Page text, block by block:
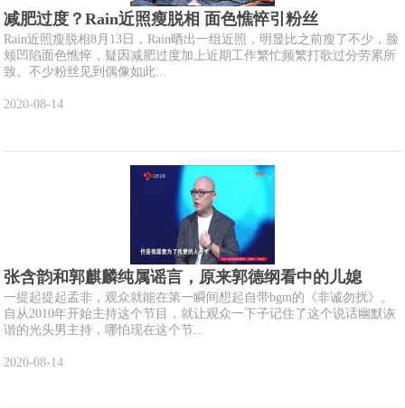
减肥过度？Rain近照瘦脱相 面色憔悴引粉丝
Rain近照瘦脱相8月13日，Rain晒出一组近照，明显比之前瘦了不少，脸
颊凹陷面色憔悴，疑因减肥过度加上近期工作繁忙频繁打歌过分劳累所
致。不少粉丝见到偶像如此...
2020-08-14
张含韵和郭麒麟纯属谣言，原来郭德纲看中的儿媳
一提起提起孟非，观众就能在第一瞬间想起自带bgm的《非诚勿扰》。
自从2010年开始主持这个节目，就让观众一下子记住了这个说话幽默诙
谐的光头男主持，哪怕现在这个节...
2020-08-14